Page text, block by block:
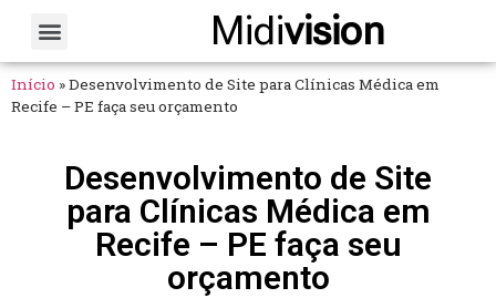
Midivision
Início »Desenvolvimento de Site para Clínicas Médica em
Recife – PE faça seu orçamento
Desenvolvimento de Site
para Clínicas Médica em
Recife – PE faça seu
orçamento